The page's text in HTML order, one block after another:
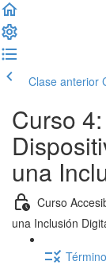
Clase anterior
Curso
una
Curso
una Inclusión